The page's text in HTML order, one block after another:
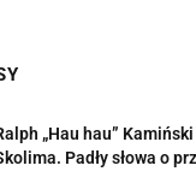
„Hau hau”
Padły słowa o